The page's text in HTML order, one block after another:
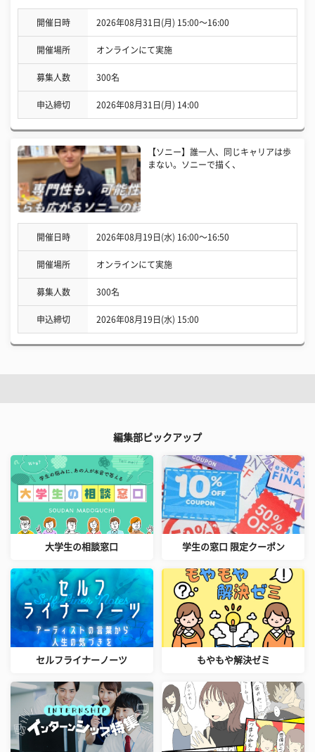
開催日時 2026年08月31日(月) 15:00〜16:00
開催場所 オンラインにて実施
募集人数 300名
申込締切 2026年08月31日(月) 14:00
【ソニー】誰一人、同じキャリアは歩
まない。ソニーで描く、
開催日時 2026年08月19日(水) 16:00〜16:50
開催場所 オンラインにて実施
募集人数 300名
申込締切 2026年08月19日(水) 15:00
編集部ピックアップ
大学生の相談窓口 学生の窓口 限定クーポン
セルフライナーノーツ もやもや解決ゼミ